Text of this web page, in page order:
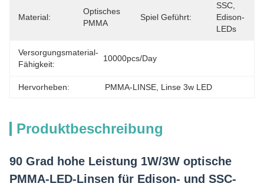
Material:
Optisches
PMMA
Spiel Geführt:
SSC,
Edison-
LEDs
Versorgungsmaterial-
Fähigkeit:
10000pcs/day
Hervorheben: PMMA-LINSE Linse 3w LED
Produktbeschreibung
90 Grad hohe Leistung 1W/3W optische
PMMA-LED-Linsen für Edison- und SSC-